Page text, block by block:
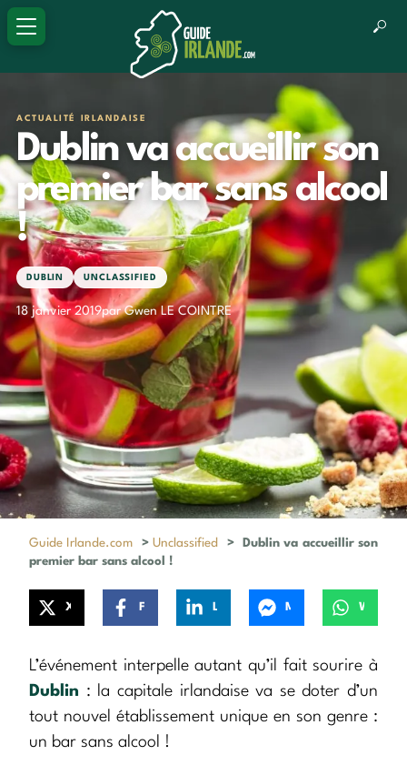
ACTUALITÉ IRLANDAISE
Dublin va accueillir son
premier bar sans alcool
!
DUBLIN UNCLASSIFIED
18 janvier 2019par Gwen LE COINTRE
Guide Irlande.com >Unclassified >
Dublin va accueillir son
premier bar sans alcool !
L’événement interpelle autant qu’il fait sourire à
Dublin : la capitale irlandaise va se doter d’un
tout nouvel établissement unique en son genre :
un bar sans alcool !